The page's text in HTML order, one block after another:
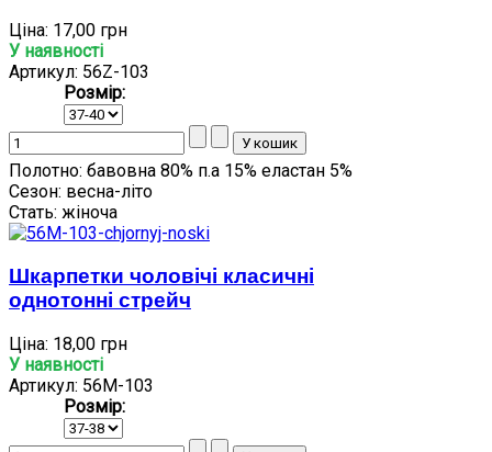
Ціна: 17,00 грн
У наявності
Артикул: 56Z-103
Розмір:
Полотно: бавовна 80% п.а 15% еластан 5%
Сезон: весна-літо
Стать: жіноча
Шкарпетки чоловічі класичні
однотонні стрейч
Ціна: 18,00 грн
У наявності
Артикул: 56M-103
Розмір: